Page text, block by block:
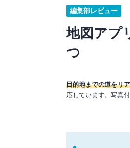
編集部レビュー
地図アプ
つ
目的地までの道をリ
応しています。写真